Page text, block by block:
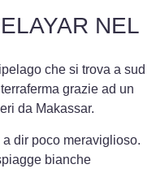
NEL
che si trova a sud
grazie ad un
da Makassar.
a dir poco meraviglioso.
bianche